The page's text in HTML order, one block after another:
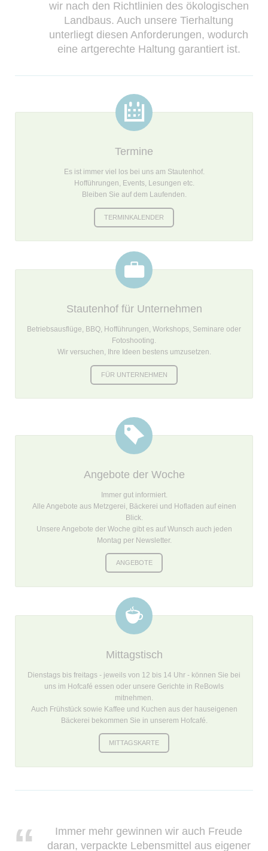
wir nach den Richtlinien des ökologischen
Landbaus. Auch unsere Tierhaltung
unterliegt diesen Anforderungen, wodurch
eine artgerechte Haltung garantiert ist.
Termine
Es ist immer viel los bei uns am Stautenhof.
Hofführungen, Events, Lesungen etc.
Bleiben Sie auf dem Laufenden.
TERMINKALENDER
Stautenhof für Unternehmen
Betriebsausflüge, BBQ, Hofführungen, Workshops, Seminare oder
Fotoshooting.
Wir versuchen, Ihre Ideen bestens umzusetzen.
FÜR UNTERNEHMEN
Angebote der Woche
Immer gut informiert.
Alle Angebote aus Metzgerei, Bäckerei und Hofladen auf einen
Blick.
Unsere Angebote der Woche gibt es auf Wunsch auch jeden
Montag per Newsletter.
ANGEBOTE
Mittagstisch
Dienstags bis freitags - jeweils von 12 bis 14 Uhr - können Sie bei
uns im Hofcafé essen oder unsere Gerichte in ReBowls
mitnehmen.
Auch Frühstück sowie Kaffee und Kuchen aus der hauseigenen
Bäckerei bekommen Sie in unserem Hofcafé.
MITTAGSKARTE
Immer mehr gewinnen wir auch Freude
daran, verpackte Lebensmittel aus eigener